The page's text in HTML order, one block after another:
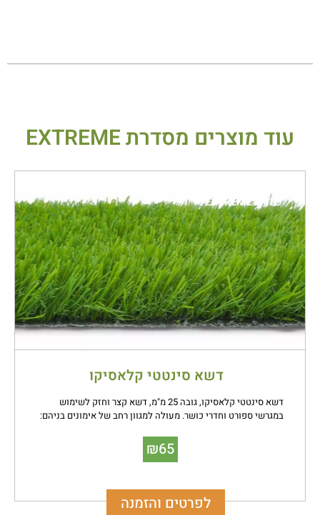
עוד מוצרים מסדרתEXTREME
סדרתEXTREME
דשא סינטטי קלאסיקו
דשא סינטטי קלאסיקו, גובה 25 מ"מ, דשא קצר וחזק לשימוש
במגרשי ספורט וחדרי כושר. מעולה למגוון רחב של אימונים בניהם:
₪65
לפרטים והזמנה